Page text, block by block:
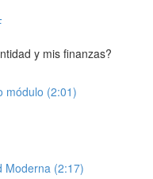
y mis finanzas?
módulo (2:01)
Moderna (2:17)